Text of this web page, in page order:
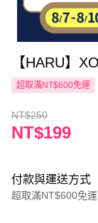
【HARU】
超取滿NT$600免運
NT$250
NT$199
付款與運送方式
超取滿NT$600免運